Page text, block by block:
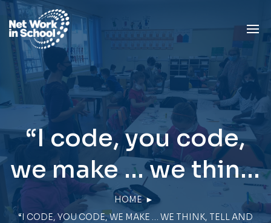
“I code, you code,
we make … we think,
tell and create”
HOME ►
“I CODE, YOU CODE, WE MAKE … WE THINK, TELL AND